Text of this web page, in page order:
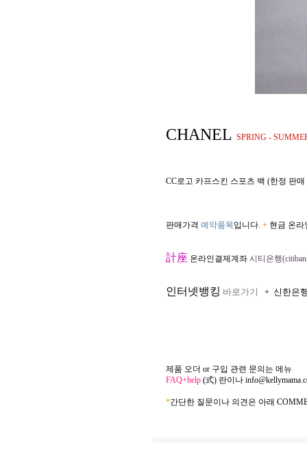
CHANEL SPRING -
CC로고 카프스킨 스포츠 백 (한정 판
판매가격 예약품목입니다. + 현금 온
計座 온라인결제계좌 시티은행
인터넷뱅킹 바로가기 + 신한은
제품 오더 or 구입 관련 문의는 메뉴
FAQ+help (式) 란이나
*간단한 질문이나 의견은 아래